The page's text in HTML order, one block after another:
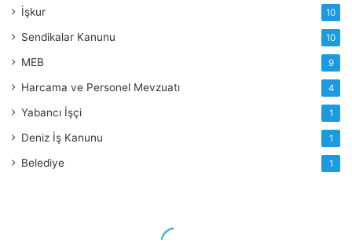
İşkur 10
Sendikalar Kanunu 10
MEB 9
Harcama ve Personel Mevzuatı 4
Yabancı İşçi 1
Deniz İş Kanunu 1
Belediye 1